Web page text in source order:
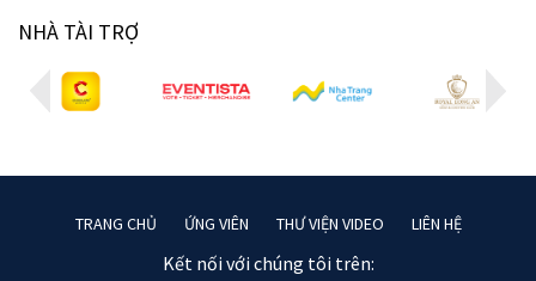
NHÀ TÀI TRỢ
TRANG CHỦ ỨNG VIÊN THƯ VIỆN VIDEO LIÊN HỆ
Kết nối với chúng tôi trên: